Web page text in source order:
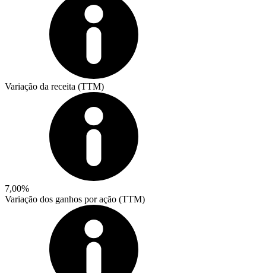
Variação da receita (TTM)
7,00%
Variação dos ganhos por ação (TTM)